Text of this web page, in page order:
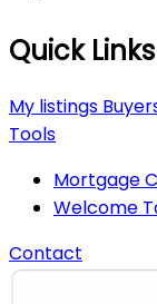
Quick Links
My listings
Tools
Mortgage
Welcome
Contact